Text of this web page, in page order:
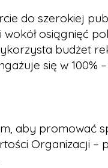
do szerokiej
osiągnięć
budżet
się w 100%
aby promować
Organizacji –